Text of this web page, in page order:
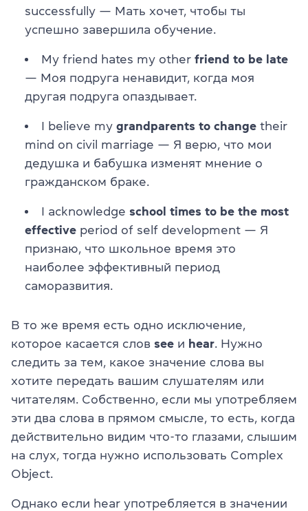
successfully — Мать хочет, чтобы ты
успешно завершила обучение.
My friend hates my other friend to be late
— Моя подруга ненавидит, когда моя
другая подруга опаздывает.
I believe my grandparents to change their
mind on civil marriage — Я верю, что мои
дедушка и бабушка изменят мнение о
гражданском браке.
I acknowledge school times to be the most
effective period of self development — Я
признаю, что школьное время это
наиболее эффективный период
саморазвития.
В то же время есть одно исключение,
которое касается слов see и hear. Нужно
следить за тем, какое значение слова вы
хотите передать вашим слушателям или
читателям. Собственно, если мы употребляем
эти два слова в прямом смысле, то есть, когда
действительно видим что-то глазами, слышим
на слух, тогда нужно использовать Complex
Object.
Однако если hear употребляется в значении